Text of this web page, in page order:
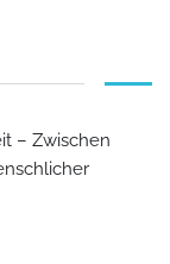
– Zwischen